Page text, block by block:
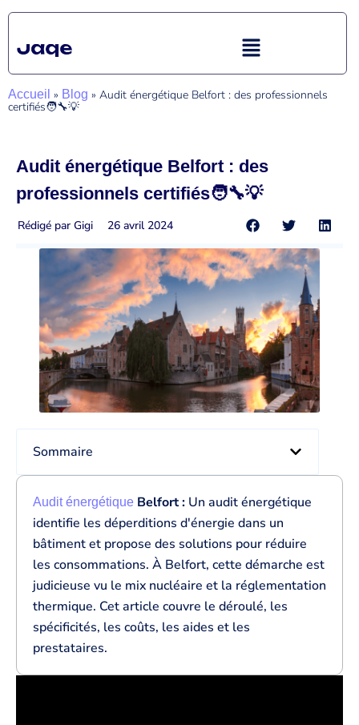
Accueil » Blog » Audit énergétique Belfort : des professionnels
certifiés🧑‍🔧💡
Audit énergétique Belfort : des
professionnels certifiés🧑‍🔧💡
Rédigé par Gigi 26 avril 2024
Sommaire
Audit énergétique Belfort : Un audit énergétique
identifie les déperditions d'énergie dans un
bâtiment et propose des solutions pour réduire
les consommations. À Belfort, cette démarche est
judicieuse vu le mix nucléaire et la réglementation
thermique. Cet article couvre le déroulé, les
spécificités, les coûts, les aides et les
prestataires.